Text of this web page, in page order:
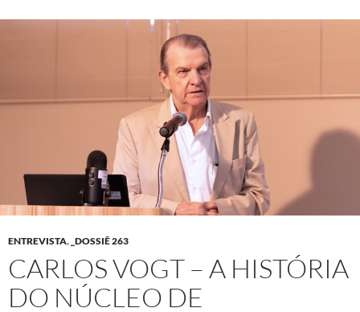
ENTREVISTA, _DOSSIÊ 263
CARLOS VOGT – A HISTÓRIA
DO NÚCLEO DE